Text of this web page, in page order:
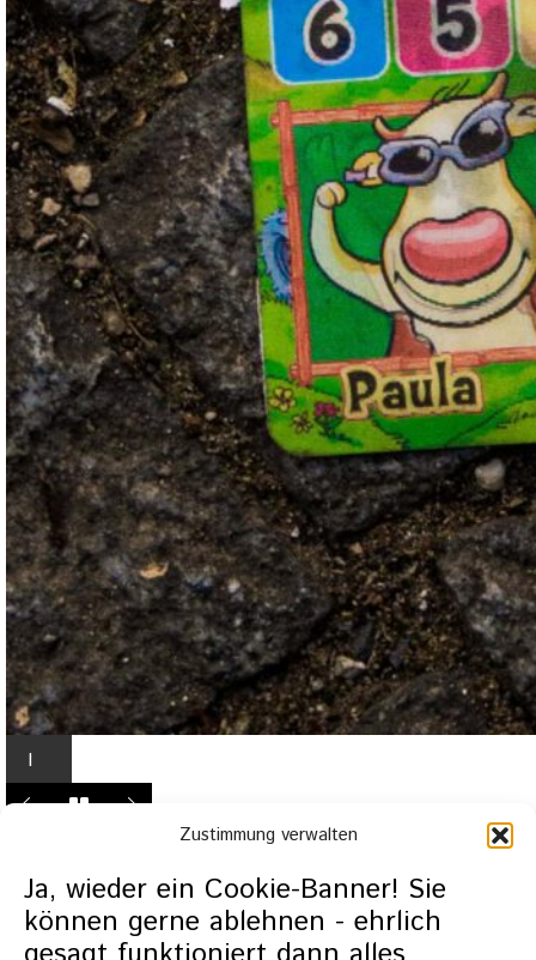
Zustimmung verwalten
Ja, wieder ein Cookie-Banner! Sie
können gerne ablehnen - ehrlich
I
n
g
h
t